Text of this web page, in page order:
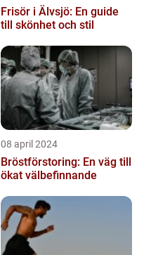
Frisör i Älvsjö: En guide
till skönhet och stil
08 april 2024
Bröstförstoring: En väg till
ökat välbefinnande